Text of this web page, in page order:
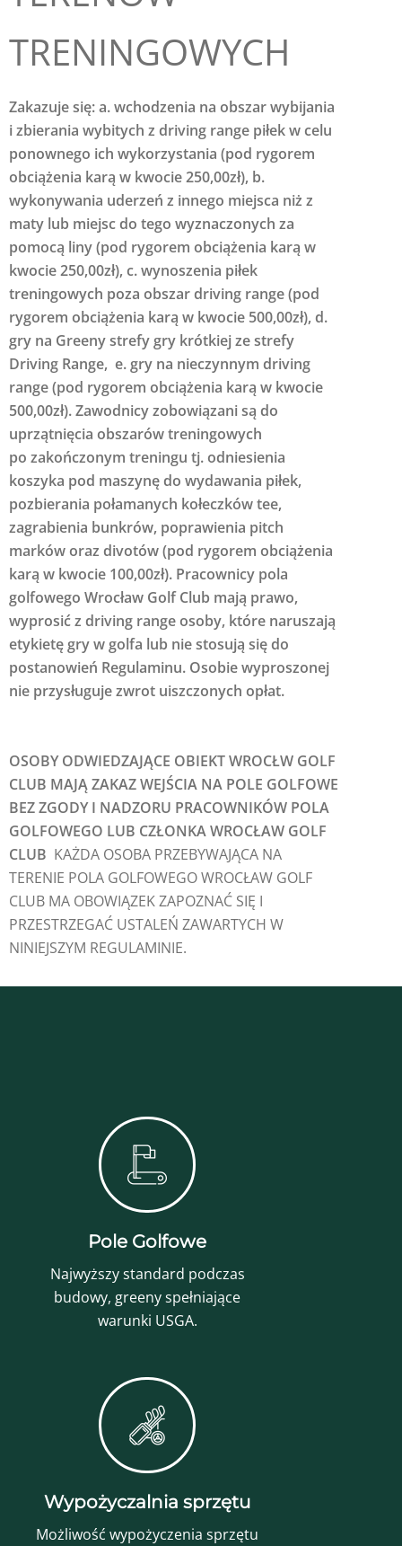
TRENINGOWYCH
Zakazuje się:a. wchodzenia na obszar wybijania
i zbierania wybitych z driving range piłek w celu
ponownego ich wykorzystania (pod rygorem
obciążenia karą w kwocie 250,00zł), b.
wykonywania uderzeń z innego miejsca niż z
maty lub miejsc do tego wyznaczonych za
pomocą liny (pod rygorem obciążenia karą w
kwocie 250,00zł), c. wynoszenia piłek
treningowych poza obszar driving range (pod
rygorem obciążenia karą w kwocie 500,00zł), d.
gry na Greeny strefy gry krótkiej ze strefy
Driving Range, e. gry na nieczynnym driving
range (pod rygorem obciążenia karą w kwocie
500,00zł).Zawodnicy zobowiązani są do
uprzątnięcia obszarów treningowych
po zakończonym treningu tj. odniesienia
koszyka pod maszynę do wydawania piłek,
pozbierania połamanych kołeczków tee,
zagrabienia bunkrów, poprawienia pitch
marków oraz divotów (pod rygorem obciążenia
karą w kwocie 100,00zł). Pracownicy pola
golfowego Wrocław Golf Club mają prawo,
wyprosić z driving range osoby, które naruszają
etykietę gry w golfa lub nie stosują się do
postanowień Regulaminu. Osobie wyproszonej
nie przysługuje zwrot uiszczonych opłat.
OSOBY ODWIEDZAJĄCE OBIEKT WROCŁW GOLF
CLUB MAJĄ ZAKAZ WEJŚCIA NA POLE GOLFOWE
BEZ ZGODY I NADZORU PRACOWNIKÓW POLA
GOLFOWEGO LUB CZŁONKA WROCŁAW GOLF
CLUB KAŻDA OSOBA PRZEBYWAJĄCA NA
TERENIE POLA GOLFOWEGO WROCŁAW GOLF
CLUB MA OBOWIĄZEK ZAPOZNAĆ SIĘ I
PRZESTRZEGAĆ USTALEŃ ZAWARTYCH W
NINIEJSZYM REGULAMINIE.
Pole Golfowe
Najwyższy standard podczas
budowy, greeny spełniające
warunki USGA.
Wypożyczalnia sprzętu
Możliwość wypożyczenia sprzętu